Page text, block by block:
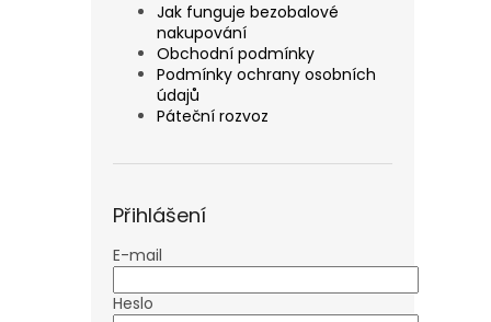
Jak funguje bezobalové
nakupování
Obchodní podmínky
Podmínky ochrany osobních
údajů
Páteční rozvoz
Přihlášení
E-mail
Heslo